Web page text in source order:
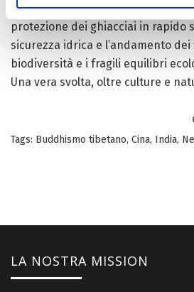
necessario alla migliore cura
protezione dei ghiacciai in rapido
sicurezza idrica e l’andamento
biodiversità e i fragili equilibri
Una vera svolta, oltre culture e
Tags: Buddhismo tibetano, Cina, India,
LA NOSTRA MISSION